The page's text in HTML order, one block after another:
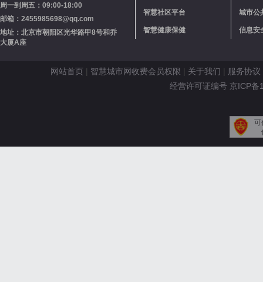
周一到周五：09:00-18:00
邮箱：2455985698@qq.com
地址：北京市朝阳区光华路甲8号和乔
大厦A座
智慧社区平台
智慧健康保健
城市公
信息安
网站首页 | 智慧城市网收费会员权限 | 关于我们 | 服务协议
经营许可证编号 京ICP
可